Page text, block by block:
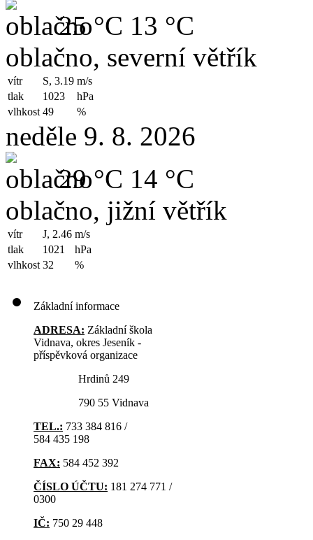
25 °C 13 °C
oblačno, severní větřík
vítr S, 3.19 m/s
tlak
1023
hPa
vlhkost 49 %
neděle 9. 8. 2026
29 °C 14 °C
oblačno, jižní větřík
vítr J, 2.46 m/s
tlak
1021
hPa
vlhkost 32 %
Základní informace
ADRESA: Základní škola
Vidnava, okres Jeseník -
příspěvková organizace
Hrdinů 249
790 55 Vidnava
TEL.: 733 384 816 /
584 435 198
FAX: 584 452 392
ČÍSLO ÚČTU: 181 274 771 /
0300
IČ: 750 29 448